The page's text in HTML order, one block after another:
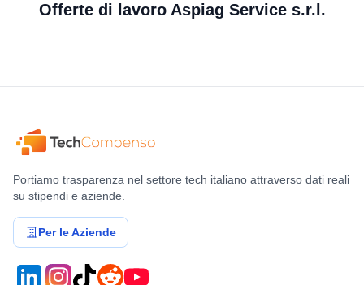
Offerte di lavoro Aspiag Service s.r.l.
Portiamo trasparenza nel settore tech italiano attraverso dati reali
su stipendi e aziende.
Per le Aziende